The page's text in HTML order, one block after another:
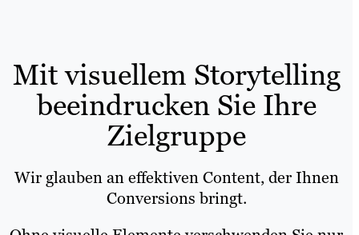
Mit visuellem Storytelling
beeindrucken Sie Ihre
Zielgruppe
Wir glauben an effektiven Content, der Ihnen
Conversions bringt.